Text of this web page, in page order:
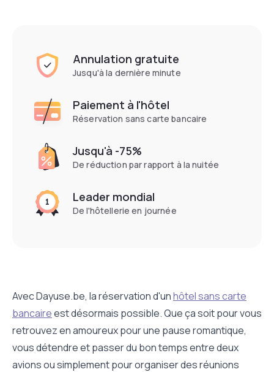
Annulation gratuite
Jusqu'à la dernière minute
Paiement à l'hôtel
Réservation sans carte bancaire
Jusqu'à -75%
De réduction par rapport à la nuitée
Leader mondial
De l'hôtellerie en journée
Avec Dayuse.be, la réservation d'unhôtel sans carte
bancaireest désormais possible. Que ça soit pour vous
retrouvez en amoureux pour une pause romantique,
vous détendre et passer du bon temps entre deux
avions ou simplement pour organiser des réunions